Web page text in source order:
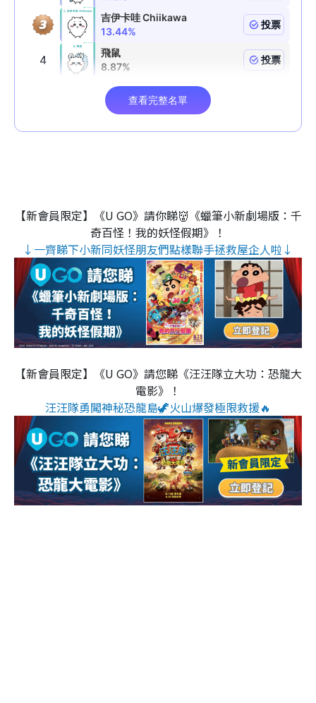
【新會員限定】《U GO》請你睇👹《蠟筆小新劇場版：千
奇百怪！我的妖怪假期》！
↓一齊睇下小新同妖怪朋友們點樣聯手拯救屋企人啦↓
【新會員限定】《U GO》請您睇《汪汪隊立大功：恐龍大
電影》！
汪汪隊勇闖神秘恐龍島🦖火山爆發極限救援🔥